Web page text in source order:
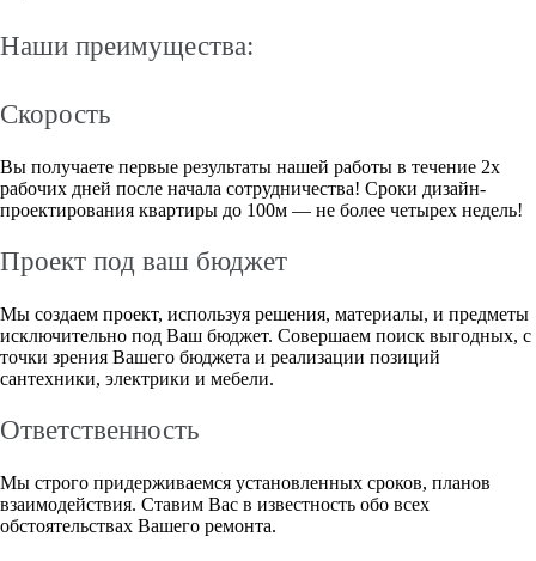
Наши преимущества:
Скорость
Вы получаете первые результаты нашей работы в течение 2х
рабочих дней после начала сотрудничества! Сроки дизайн-
проектирования квартиры до 100м — не более четырех недель!
Проект под ваш бюджет
Мы создаем проект, используя решения, материалы, и предметы
исключительно под Ваш бюджет. Совершаем поиск выгодных, с
точки зрения Вашего бюджета и реализации позиций
сантехники, электрики и мебели.
Ответственность
Мы строго придерживаемся установленных сроков, планов
взаимодействия. Ставим Вас в известность обо всех
обстоятельствах Вашего ремонта.